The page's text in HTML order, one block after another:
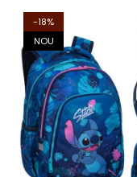
-18%
NOU